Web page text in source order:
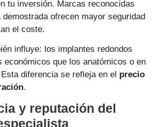
tu inversión. Marcas reconocidas
ofrecen mayor seguridad
el coste.
influye: los implantes redondos
económicos que los anatómicos o en
diferencia se refleja en el precio
.
y reputación del